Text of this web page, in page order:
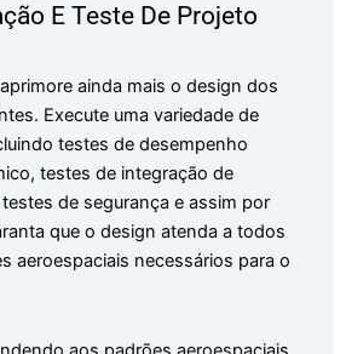
E Teste De Projeto
ainda mais o design dos
Execute uma variedade de
testes de desempenho
testes de integração de
de segurança e assim por
que o design atenda a todos
aeroespaciais necessários para o